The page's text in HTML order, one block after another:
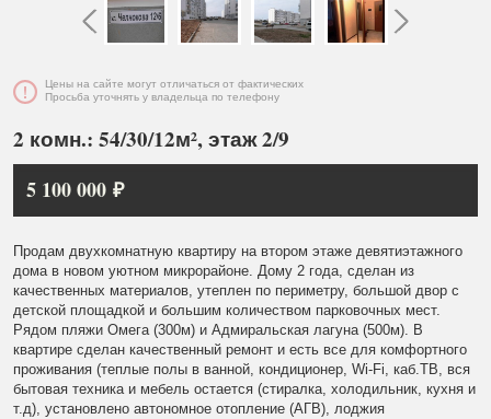
Цены на сайте могут отличаться от фактических
Просьба уточнять у владельца по телефону
2 комн.: 54/30/12м², этаж 2/9
5 100 000 ₽
Продам двухкомнатную квартиру на втором этаже девятиэтажного
дома в новом уютном микрорайоне. Дому 2 года, сделан из
качественных материалов, утеплен по периметру, большой двор с
детской площадкой и большим количеством парковочных мест.
Рядом пляжи Омега (300м) и Адмиральская лагуна (500м). В
квартире сделан качественный ремонт и есть все для комфортного
проживания (теплые полы в ванной, кондиционер, Wi-Fi, каб.ТВ, вся
бытовая техника и мебель остается (стиралка, холодильник, кухня и
т.д), установлено автономное отопление (АГВ), лоджия